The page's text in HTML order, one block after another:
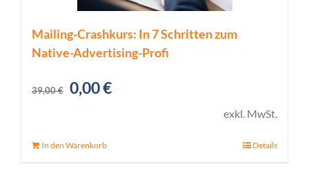
Mailing-Crashkurs: In 7 Schritten zum
Native-Advertising-Profi
39,00€ Ursprünglicher
0,00€Aktueller
exkl. MwSt.
In den Warenkorb Details